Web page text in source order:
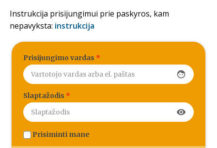
Instrukcija prisijungimui prie paskyros, kam
nepavyksta: instrukcija
Prisijungimo vardas *
face
Slaptažodis *
visibility
Prisiminti mane